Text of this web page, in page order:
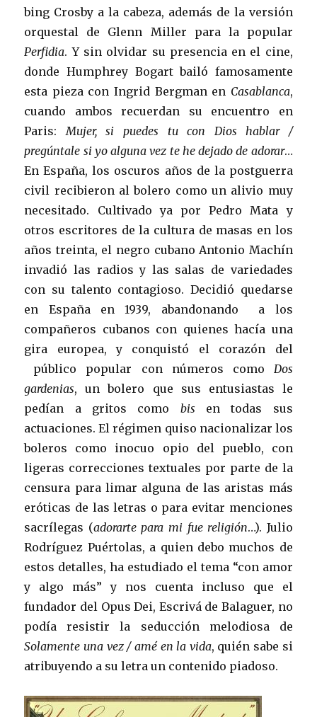
bing Crosby a la cabeza, además de la versión
orquestal de Glenn Miller para la popular
Perfidia. Y sin olvidar su presencia en el cine,
donde Humphrey Bogart bailó famosamente
esta pieza con Ingrid Bergman en Casablanca,
cuando ambos recuerdan su encuentro en
Paris: Mujer, si puedes tu con Dios hablar /
pregúntale si yo alguna vez te he dejado de adorar…
En España, los oscuros años de la postguerra
civil recibieron al bolero como un alivio muy
necesitado. Cultivado ya por Pedro Mata y
otros escritores de la cultura de masas en los
años treinta, el negro cubano Antonio Machín
invadió las radios y las salas de variedades
con su talento contagioso. Decidió quedarse
en España en 1939, abandonando a los
compañeros cubanos con quienes hacía una
gira europea, y conquistó el corazón del
público popular con números como Dos
gardenias, un bolero que sus entusiastas le
pedían a gritos como bis en todas sus
actuaciones. El régimen quiso nacionalizar los
boleros como inocuo opio del pueblo, con
ligeras correcciones textuales por parte de la
censura para limar alguna de las aristas más
eróticas de las letras o para evitar menciones
sacrílegas (adorarte para mi fue religión…). Julio
Rodríguez Puértolas, a quien debo muchos de
estos detalles, ha estudiado el tema “con amor
y algo más” y nos cuenta incluso que el
fundador del Opus Dei, Escrivá de Balaguer, no
podía resistir la seducción melodiosa de
Solamente una vez / amé en la vida, quién sabe si
atribuyendo a su letra un contenido piadoso.